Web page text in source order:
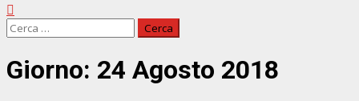
Ricerca
Giorno: 24 Agosto 2018